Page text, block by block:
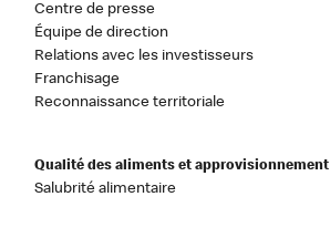
Centre de presse
Équipe de direction
Relations avec les investisseurs
Franchisage
Reconnaissance territoriale
Qualité des aliments et approvisionnement
Salubrité alimentaire